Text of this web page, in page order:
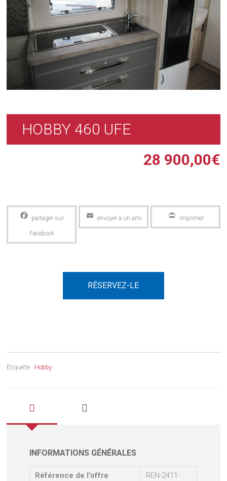
HOBBY 460 UFE
28 900,00€
Facebook Email PrintFriendly
RÉSERVEZ-LE
Étiquette : Hobby
INFORMATIONS GÉNÉRALES
Référence de l'offre
REN-2411-